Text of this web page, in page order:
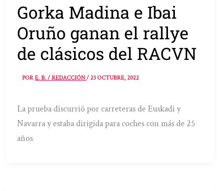
Gorka Madina e Ibai
Oruño ganan el rallye
de clásicos del RACVN
PORE. B. / REDACCIÓN/23 OCTUBRE, 2022
La prueba discurrió por carreteras de Euskadi y
Navarra y estaba dirigida para coches con más de 25
años